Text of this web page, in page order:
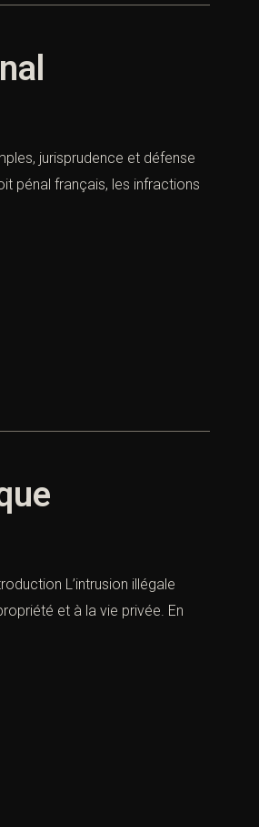
jurisprudence et défense
pénal français, les infractions
L’intrusion illégale
et à la vie privée. En